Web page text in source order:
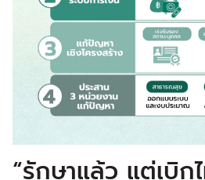
“รักษาแล้ว แต่เบิก